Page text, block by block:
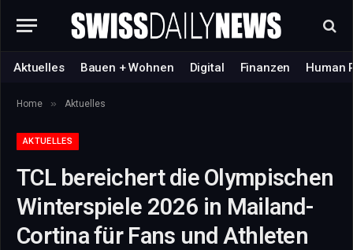
Aktuelles Bauen + Wohnen Digital Finanzen Human
Home » Aktuelles
AKTUELLES
TCL bereichert die Olympischen
Winterspiele 2026 in Mailand-
Cortina für Fans und Athleten